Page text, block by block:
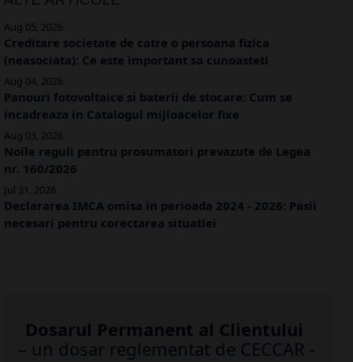
Aug 05, 2026
Creditare societate de catre o persoana fizica
(neasociata): Ce este important sa cunoasteti
Aug 04, 2026
Panouri fotovoltaice si baterii de stocare: Cum se
incadreaza in Catalogul mijloacelor fixe
Aug 03, 2026
Noile reguli pentru prosumatori prevazute de Legea
nr. 160/2026
Jul 31, 2026
Declararea IMCA omisa in perioada 2024 - 2026: Pasii
necesari pentru corectarea situatiei
Dosarul Permanent al Clientului
– un dosar reglementat de CECCAR -